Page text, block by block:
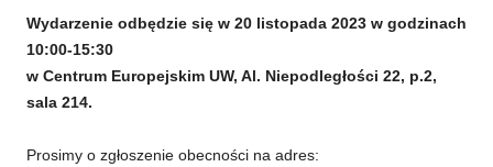
Wydarzenie odbędzie się w 20 listopada 2023 w godzinach
10:00-15:30
w Centrum Europejskim UW, Al. Niepodległości 22, p.2,
sala 214.
Prosimy o zgłoszenie obecności na adres: